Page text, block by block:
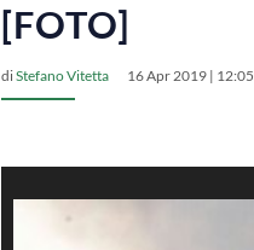
[FOTO]
diStefano Vitetta 16 Apr 2019 | 12:05